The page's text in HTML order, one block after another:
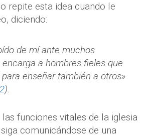
repite esta idea cuando le
diciendo:
de mí ante muchos
a hombres fieles que
enseñar también a otros»
).
funciones vitales de la iglesia
comunicándose de una